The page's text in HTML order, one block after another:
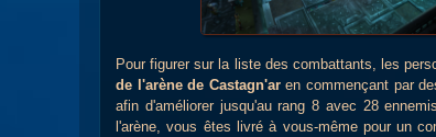
Pour figurer sur la liste des combattants, les
de l'arène de Castagn'aren commençant par
afin d'améliorer jusqu'au rang 8 avec 28
l'arène, vous êtes livré à vous-même pour un